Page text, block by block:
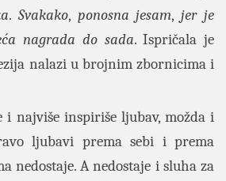
. Svakako, ponosna jesam, jer je
nagrada do sada. Ispričala je
nalazi u brojnim zbornicima i
i najviše inspiriše ljubav, možda i
ljubavi prema sebi i prema
nedostaje. A nedostaje i sluha za